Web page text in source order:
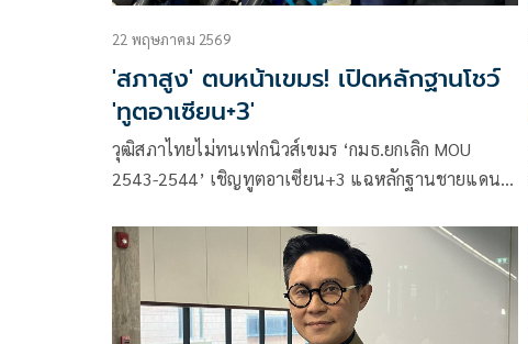
22 พฤษภาคม 2569
'สภาสูง' ตบหน้าเขมร! เปิดหลักฐานโชว์
'ทูตอาเซียน+3'
วุฒิสภาไทยไม่ทนเฟกนิวส์เขมร ‘กมธ.ยกเลิก MOU
2543-2544’ เชิญทูตอาเซียน+3 แฉหลักฐานชายแดน
‘ประธานมงคล’ ตั้งคณะทำงานแล้ว